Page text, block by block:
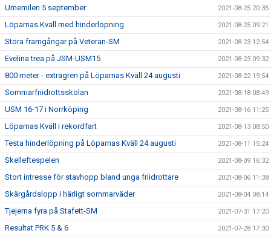
Umemilen 5 september 2021-08-25 20:35
Löparnas Kväll med hinderlöpning 2021-08-25 09:21
Stora framgångar på Veteran-SM 2021-08-23 12:54
Evelina trea på JSM-USM15 2021-08-23 09:32
800 meter - extragren på Löparnas Kväll 24 augusti 2021-08-22 19:54
Sommarfriidrottsskolan 2021-08-18 08:49
USM 16-17 i Norrköping 2021-08-16 11:25
Löparnas Kväll i rekordfart 2021-08-13 08:50
Testa hinderlöpning på Löparnas Kväll 24 augusti 2021-08-11 15:24
Skelleftespelen 2021-08-09 16:32
Stort intresse för stavhopp bland unga friidrottare 2021-08-06 11:38
Skärgårdslopp i härligt sommarväder 2021-08-04 08:14
Tjejerna fyra på Stafett-SM 2021-07-31 17:20
Resultat PRK 5 & 6 2021-07-28 17:30